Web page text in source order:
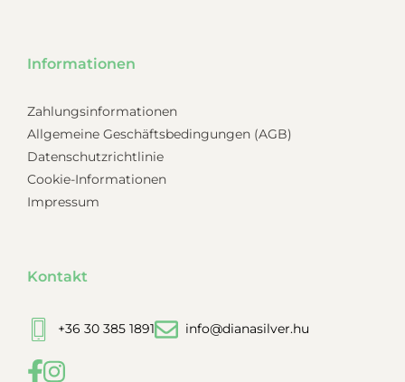
Informationen
Zahlungsinformationen
Allgemeine Geschäftsbedingungen (AGB)
Datenschutzrichtlinie
Cookie-Informationen
Impressum
Kontakt
+36 30 385 1891 info@dianasilver.hu